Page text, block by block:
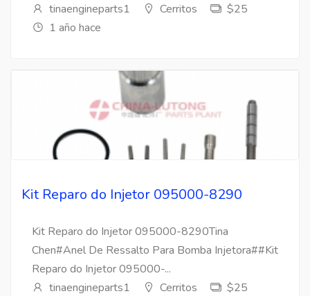
tinaengineparts1
Cerritos
$25
1 año hace
Kit Reparo do Injetor 095000-8290
Kit Reparo do Injetor 095000-8290Tina
Chen#Anel De Ressalto Para Bomba Injetora##Kit
Reparo do Injetor 095000-...
tinaengineparts1
Cerritos
$25